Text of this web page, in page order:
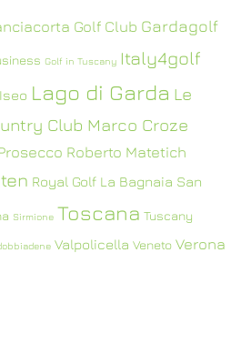
Golf Club Gardagolf
Golf in Tuscany Italy4golf
Lago di Garda Le
Club Marco Croze
Roberto Matetich
Royal Golf La Bagnaia San
Sirmione Toscana Tuscany
Valpolicella Veneto Verona